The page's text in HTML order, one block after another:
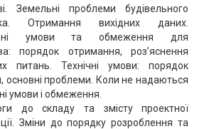
Земельні проблеми будівельного
Отримання вихідних даних.
умови та обмеження для
порядок отримання, роз’яснення
питань. Технічні умови: порядок
основні проблеми. Коли не надаються
умови і обмеження.
до складу та змісту проектної
Зміни до порядку розроблення та